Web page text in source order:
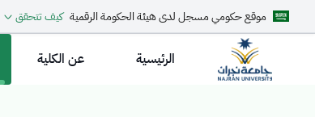
موقع حكومي مسجل لدى هيئة الحكومة الرقمية كيف تتحقق
الرئيسية عن الكلية